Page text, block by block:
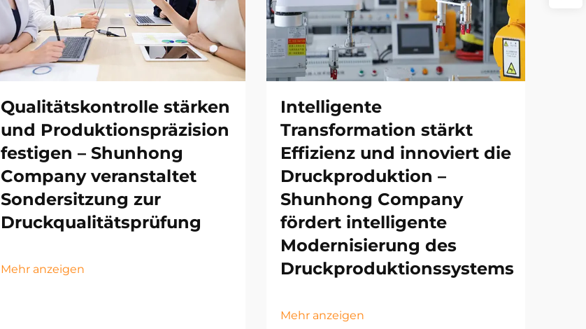
Qualitätskontrolle stärken
und Produktionspräzision
festigen – Shunhong
Company veranstaltet
Sondersitzung zur
Druckqualitätsprüfung
Mehr anzeigen
Intelligente
Transformation stärkt
Effizienz und innoviert die
Druckproduktion –
Shunhong Company
fördert intelligente
Modernisierung des
Druckproduktionssystems
Mehr anzeigen